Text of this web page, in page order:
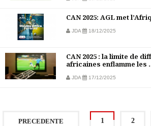
CAN 2025: AGL met
JDA 18/12/2025
CAN 2025 : la limite de
africaines enflamme les
JDA 17/12/2025
PRECEDENTE 1 2